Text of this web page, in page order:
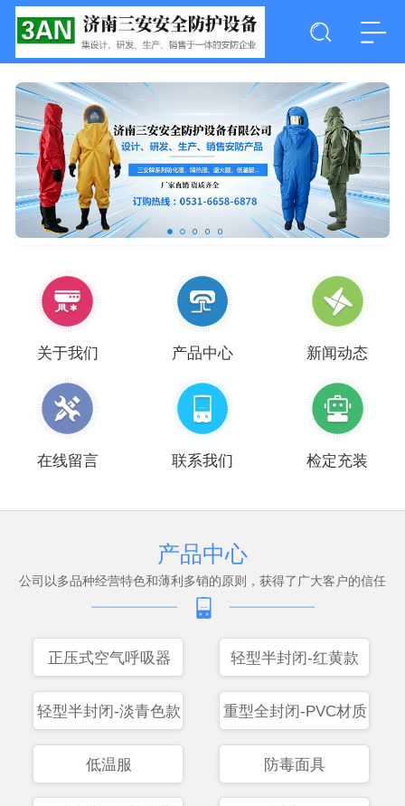
关于我们 产品中心 新闻动态
在线留言 联系我们 检定充装
产品中心
公司以多品种经营特色和薄利多销的原则，获得了广大客户的信任
正压式空气呼吸器 轻型半封闭-红黄款
轻型半封闭-淡青色款 重型全封闭-PVC材质
低温服 防毒面具